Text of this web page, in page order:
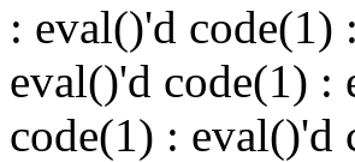
: eval()'d code(1)
eval()'d code(1) :
code(1) : eval()'d